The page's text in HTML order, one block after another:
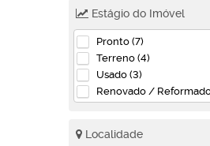
Salas Comerciais (2)
Rural (2)
Fazenda (1)
Terreno (1)
Estágio do Imóvel
Pronto (7)
Terreno (4)
Usado (3)
Renovado /
Localidade